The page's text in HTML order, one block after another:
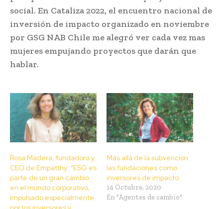
social. En Cataliza 2022, el encuentro nacional de
inversión de impacto organizado en noviembre
por GSG NAB Chile me alegró ver cada vez mas
mujeres empujando proyectos que darán que
hablar.
Rosa Madera, fundadora y
CEO de Empatthy: “ESG es
parte de un gran cambio
en el mundo corporativo,
impulsado especialmente
Más allá de la subvención:
las fundaciones como
inversores de impacto
14 Octubre, 2020
En "Agentes de cambio"